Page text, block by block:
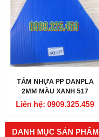
DANH MỤC SẢN PHẨM
TẤM NHỰA PP DANPLA
2MM MÀU XANH 517
Liên hệ: 0909.325.459